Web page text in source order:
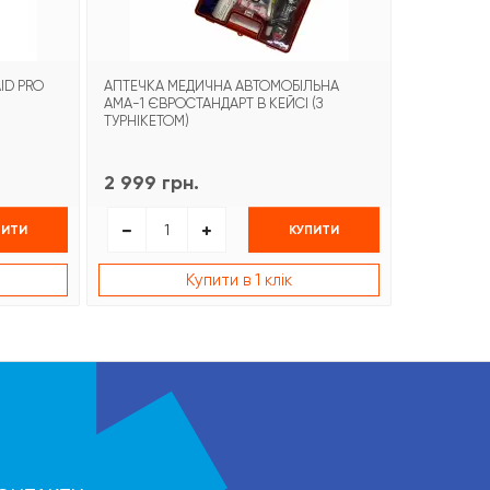
PRO
АПТЕЧКА МЕДИЧНА АВТОМОБІЛЬНА
АМА-1 ЄВРОСТАНДАРТ В КЕЙСІ (З
ТУРНІКЕТОМ)
2 999 грн.
КУПИТИ
Купити в 1 клік